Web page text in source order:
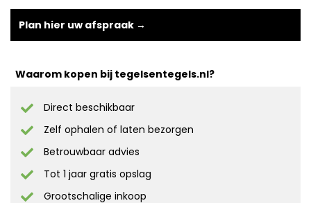
Plan hier uw afspraak →
Waarom kopen bij tegelsentegels.nl?
Direct beschikbaar
Zelf ophalen of laten bezorgen
Betrouwbaar advies
Tot 1 jaar gratis opslag
Grootschalige inkoop